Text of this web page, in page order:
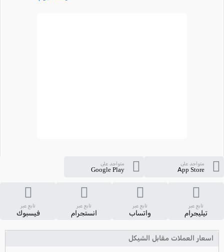
متواجد على
App Store
متواجد على
Google Play
تابع عبر
تيليجرام
تابع عبر
واتساب
تابع عبر
انستجرام
تابع عبر
فيسبوك
اسعار العملات مقابل الشيكل